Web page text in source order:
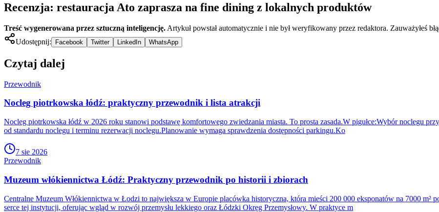
Recenzja: restauracja Ato zaprasza na fine dining z lokalnych produktów
Treść wygenerowana przez sztuczną inteligencję. Artykuł powstał automatycznie i nie był weryfikowany przez redaktora. Zauważyłeś
Udostępnij:
Facebook Twitter LinkedIn WhatsApp
Czytaj dalej
Przewodnik
Nocleg piotrkowska łódź: praktyczny przewodnik i lista atrakcji
Nocleg piotrkowska łódź w 2026 roku stanowi podstawę komfortowego zwiedzania miasta. To prosta zasada.W pigułce:Wybór noclegu
od standardu noclegu i terminu rezerwacji noclegu.Planowanie wymaga sprawdzenia dostępności parkingu.Ko
7 sie 2026
Przewodnik
Muzeum włókiennictwa Łódź: Praktyczny przewodnik po historii i zbiorach
Centralne Muzeum Włókiennictwa w Łodzi to największa w Europie placówka historyczna, która mieści 200 000 eksponatów na 7000 m²
serce tej instytucji, oferując wgląd w rozwój przemysłu lekkiego oraz Łódzki Okręg Przemysłowy. W praktyce m